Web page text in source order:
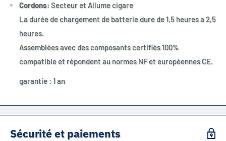
Cordons:Secteur et Allume cigare
La durée de chargement de batterie dure de 1,5 heures a 2,5
heures.
Assemblées avec des composants certifiés 100%
compatible et répondent au normes NF et européennes CE.
garantie : 1 an
Sécurité et paiements